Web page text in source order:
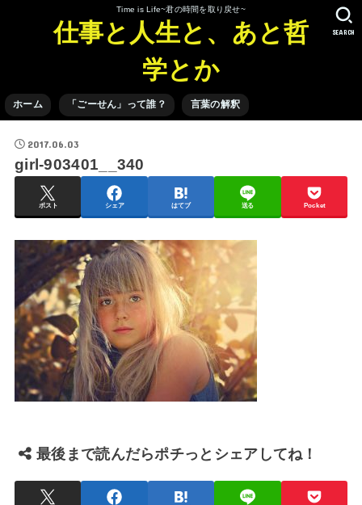
Time is Life~君の時間を取り戻せ~
仕事と人生と、あと哲
学とか
ホーム 「ごーせん」って誰？ 言葉の解釈
SEARCH
2017.06.03
girl-903401__340
ポスト シェア はてブ 送る Pocket
最後まで読んだらポチっとシェアしてね！